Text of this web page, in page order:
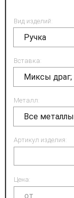
Вид изделий:
Ручка
Вставка:
Миксы драг;
Металл:
Все металлы
Артикул изделия:
Цена: